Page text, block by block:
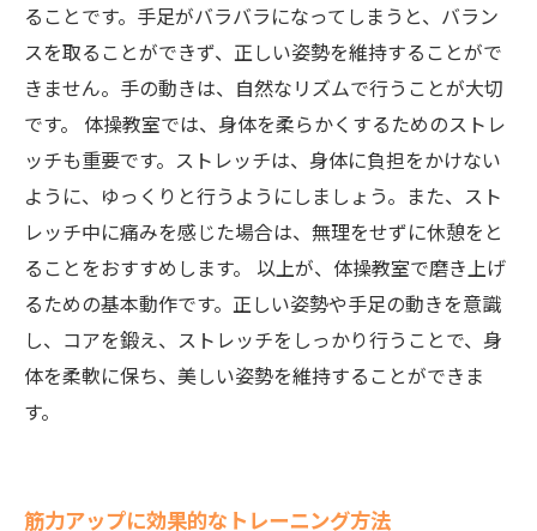
ることです。手足がバラバラになってしまうと、バラン
スを取ることができず、正しい姿勢を維持することがで
きません。手の動きは、自然なリズムで行うことが大切
です。 体操教室では、身体を柔らかくするためのストレ
ッチも重要です。ストレッチは、身体に負担をかけない
ように、ゆっくりと行うようにしましょう。また、スト
レッチ中に痛みを感じた場合は、無理をせずに休憩をと
ることをおすすめします。 以上が、体操教室で磨き上げ
るための基本動作です。正しい姿勢や手足の動きを意識
し、コアを鍛え、ストレッチをしっかり行うことで、身
体を柔軟に保ち、美しい姿勢を維持することができま
す。
筋力アップに効果的なトレーニング方法